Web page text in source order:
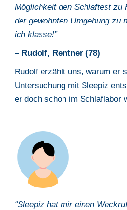
Möglichkeit den Schlaftest zu
der gewohnten Umgebung zu
ich klasse!”
– Rudolf, Rentner (78)
Rudolf erzählt uns, warum er
Untersuchung mit Sleepiz
er doch schon im Schlaflabor
“Sleepiz hat mir einen